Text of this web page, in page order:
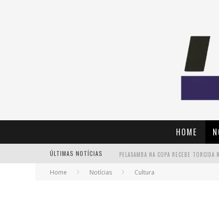
HOME
ÚLTIMAS NOTÍCIAS
Home Notícias Cultura